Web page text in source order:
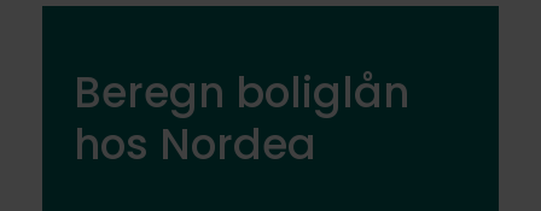
Beregn boliglån
hos Nordea